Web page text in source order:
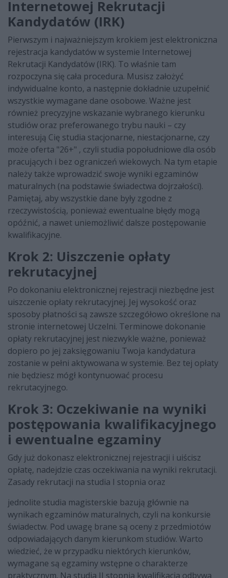
Internetowej Rekrutacji
Kandydatów (IRK)
Pierwszym i najważniejszym krokiem jest elektroniczna
rejestracja kandydatów w systemie Internetowej
Rekrutacji Kandydatów (IRK). To właśnie tam
rozpoczyna się cała procedura. Musisz założyć
indywidualne konto, a następnie dokładnie uzupełnić
wszystkie wymagane dane osobowe. Ważne jest
również precyzyjne wskazanie wybranego kierunku
studiów oraz preferowanego trybu nauki – czy
interesują Cię studia stacjonarne, niestacjonarne, czy
może oferta "26+" , czyli studia popołudniowe dla osób
pracujących i bez ograniczeń wiekowych. Na tym etapie
należy także wprowadzić swoje wyniki egzaminów
maturalnych (na podstawie świadectwa dojrzałości).
Pamiętaj, aby wszystkie dane były zgodne z
rzeczywistością, ponieważ ewentualne błędy mogą
opóźnić, a nawet uniemożliwić dalsze postępowanie
kwalifikacyjne.
Krok 2: Uiszczenie opłaty
rekrutacyjnej
Po dokonaniu elektronicznej rejestracji niezbędne jest
uiszczenie opłaty rekrutacyjnej. Jej wysokość oraz
sposoby płatności są zawsze szczegółowo określone na
stronie internetowej Uczelni. Terminowe dokonanie
opłaty rekrutacyjnej jest niezwykle ważne, ponieważ
dopiero po jej zaksięgowaniu Twoja kandydatura
zostanie w pełni aktywowana w systemie. Bez tej opłaty
nie będziesz mógł kontynuować procesu
rekrutacyjnego.
Krok 3: Oczekiwanie na wyniki
postępowania kwalifikacyjnego
i ewentualne egzaminy
Gdy już dokonasz elektronicznej rejestracji i uiścisz
opłatę, nadejdzie czas oczekiwania na wyniki rekrutacji.
Zasady rekrutacji na studia I stopnia oraz
jednolite studia magisterskie bazują głównie na
wynikach egzaminów maturalnych, czyli na konkursie
świadectw. Pod uwagę brane są oceny z przedmiotów
odpowiadających danym kierunkom studiów. Warto
wiedzieć, że w przypadku niektórych kierunków,
wymagane są egzaminy wstępne o charakterze
praktycznym. Na studia II stopnia kwalifikacja odbywa